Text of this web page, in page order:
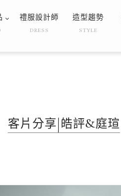
禮服設計師
DRESS
造型趨勢
STYLE
客片分享|皓評&庭瑄